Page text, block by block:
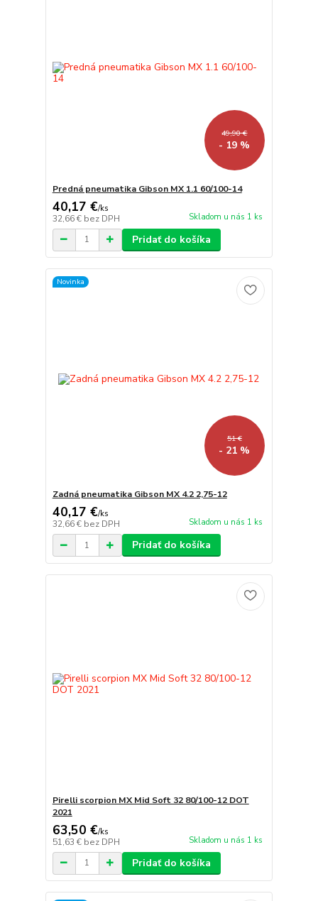
49,90 €
- 19 %
Predná pneumatika Gibson MX 1.1 60/100-14
40,17 €/ks
32,66 € bez DPH Skladom u nás 1 ks
Pridať do košíka
Novinka
51 €
- 21 %
Zadná pneumatika Gibson MX 4.2 2,75-12
40,17 €/ks
32,66 € bez DPH Skladom u nás 1 ks
Pridať do košíka
Pirelli scorpion MX Mid Soft 32 80/100-12 DOT
2021
63,50 €/ks
51,63 € bez DPH Skladom u nás 1 ks
Pridať do košíka